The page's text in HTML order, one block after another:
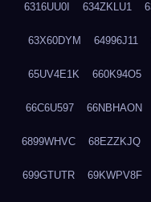
6316UU0I 634ZKLU1
63X60DYM 64996J11
65UV4E1K 660K94O5
66C6U597 66NBHAON
6899WHVC 68EZZKJQ
699GTUTR 69KWPV8F